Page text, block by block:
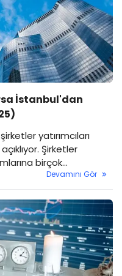
İstanbul'dan
yatırımcıları
Şirketler
birçok
ise yakından takip
Devamını Gör